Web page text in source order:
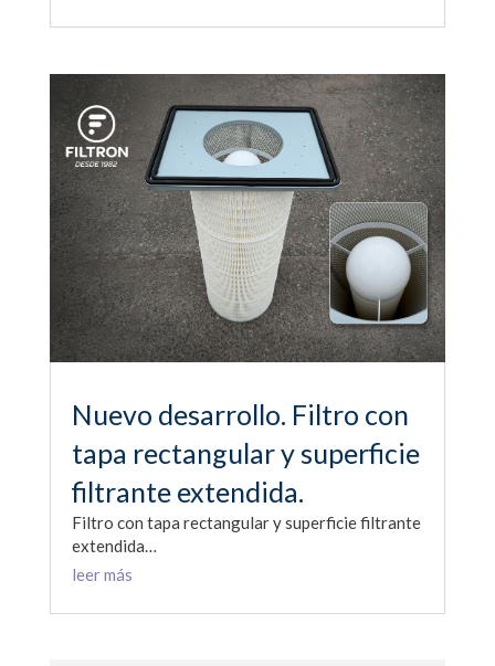
Nuevo desarrollo. Filtro con
tapa rectangular y superficie
filtrante extendida.
Filtro con tapa rectangular y superficie filtrante
extendida…
leer más